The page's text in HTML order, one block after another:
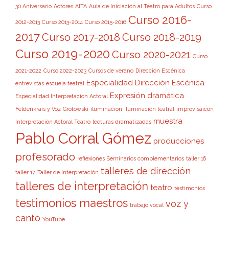
30 Aniversario Actores AITA Aula de Iniciación al Teatro para Adultos Curso
2012-2013 Curso 2013-2014 Curso 2015-2016 Curso 2016-
2017Curso 2017-2018 Curso 2018-2019
Curso 2019-2020 Curso 2020-2021 Curso
2021-2022 Curso 2022-2023 Cursos de verano Dirección Escénica
entrevistas escuela teatral Especialidad Dirección Escénica
Especialidad Interpretación Actoral Expresión dramática
Feldenkrais y Voz Grotowski iluminación Iluminación teatral improvisaicón
Interpretación Actoral Teatro lecturas dramatizadas muestra
Pablo Corral Gómez producciones
profesorado reflexiones Seminarios complementarios taller 16
taller 17 Taller de Interpretación talleres de dirección
talleres de interpretación teatro testimonios
testimonios maestros trabajo vocal
voz y
canto YouTube